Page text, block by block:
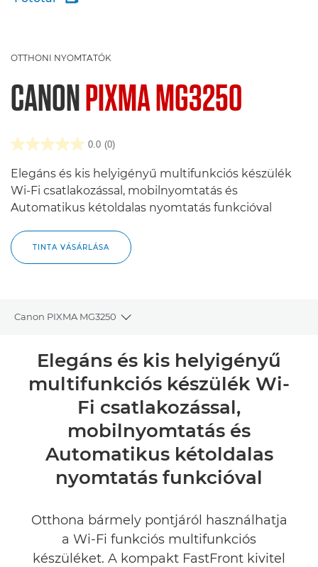
OTTHONI NYOMTATÓK
CANONPIXMA MG3250
0.0 (0)
Elegáns és kis helyigényű multifunkciós készülék
Wi-Fi csatlakozással, mobilnyomtatás és
Automatikus kétoldalas nyomtatás funkcióval
TINTA VÁSÁRLÁSA
Canon PIXMA MG3250
Toggle breadcrumbs
Áttekintés
Műszaki adatok
Támogatás
Elegáns és kis helyigényű
multifunkciós készülék Wi-
Fi csatlakozással,
mobilnyomtatás és
Automatikus kétoldalas
nyomtatás funkcióval
Otthona bármely pontjáról használhatja
a Wi-Fi funkciós multifunkciós
készüléket. A kompakt FastFront kivitel